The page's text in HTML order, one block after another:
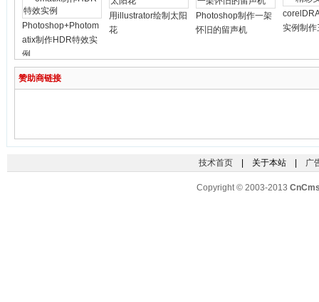
Photoshop+Photom
atix制作HDR特效实
例
用illustrator绘制太阳
花
Photoshop制作一架
怀旧的留声机
实例制作
赞助商链接
技术首页| 关于本站 | 广
Copyright © 2003-2013